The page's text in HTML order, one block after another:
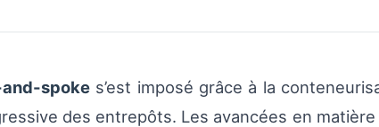
spokes’est imposé grâce à la
des entrepôts. Les avancées en matière